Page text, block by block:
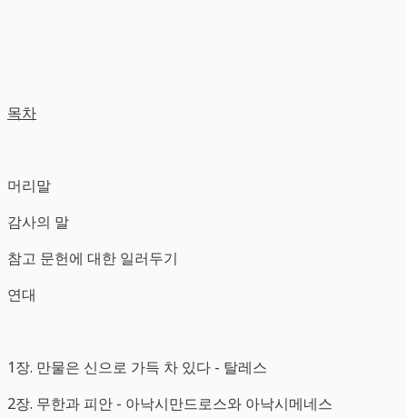
목차
머리말
감사의 말
참고 문헌에 대한 일러두기
연대
1장. 만물은 신으로 가득 차 있다 - 탈레스
2장. 무한과 피안 - 아낙시만드로스와 아낙시메네스